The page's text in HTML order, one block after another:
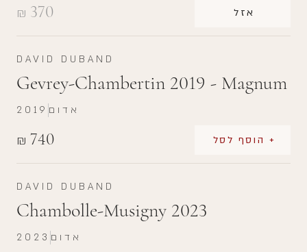
₪ 370 אזל
DAVID DUBAND
Gevrey-Chambertin 2019 - Magnum
₪ 740 + הוסף לסל
2019 אדום
DAVID DUBAND
Chambolle-Musigny 2023
2023 אדום